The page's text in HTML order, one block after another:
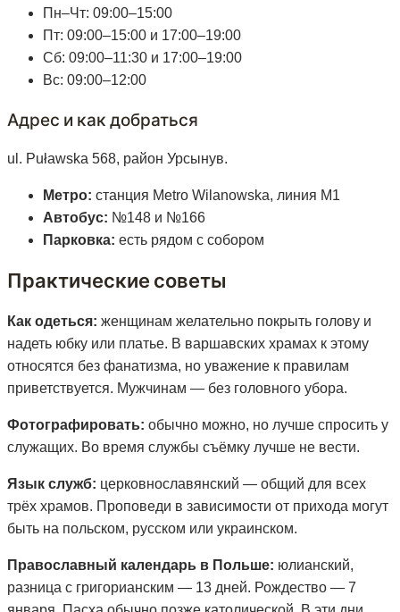
Пн–Чт: 09:00–15:00
Пт: 09:00–15:00 и 17:00–19:00
Сб: 09:00–11:30 и 17:00–19:00
Вс: 09:00–12:00
Адрес и как добраться
ul. Puławska 568, район Урсынув.
Метро: станция Metro Wilanowska, линия M1
Автобус: №148 и №166
Парковка: есть рядом с собором
Практические советы
Как одеться: женщинам желательно покрыть голову и
надеть юбку или платье. В варшавских храмах к этому
относятся без фанатизма, но уважение к правилам
приветствуется. Мужчинам — без головного убора.
Фотографировать: обычно можно, но лучше спросить у
служащих. Во время службы съёмку лучше не вести.
Язык служб: церковнославянский — общий для всех
трёх храмов. Проповеди в зависимости от прихода могут
быть на польском, русском или украинском.
Православный календарь в Польше: юлианский,
разница с григорианским — 13 дней. Рождество — 7